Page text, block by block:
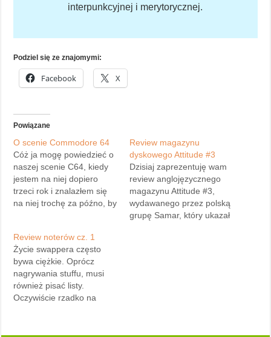
interpunkcyjnej i merytorycznej.
Podziel się ze znajomymi:
Facebook X
Powiązane
O scenie Commodore 64
Cóż ja mogę powiedzieć o
naszej scenie C64, kiedy
jestem na niej dopiero
trzeci rok i znalazłem się
na niej trochę za późno, by
wymiarze… Z biegiem
czasu wiele rzeczy się
zmienia, scena również.
Obecnie pokaźnym
zapleczem sceny C64 jest
Internet. Wielu
Review magazynu
dyskowego Attitude #3
Dzisiaj zaprezentuję wam
review anglojęzycznego
magazynu Attitude #3,
wydawanego przez polską
grupę Samar, który ukazał
Review noterów cz. 1
Życie swappera często
bywa ciężkie. Oprócz
nagrywania stuffu, musi
również pisać listy.
Oczywiście rzadko na
co sięga? Ano po jakiś